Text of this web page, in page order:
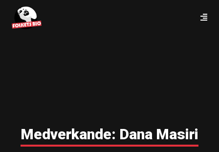
Medverkande: Dana Masiri